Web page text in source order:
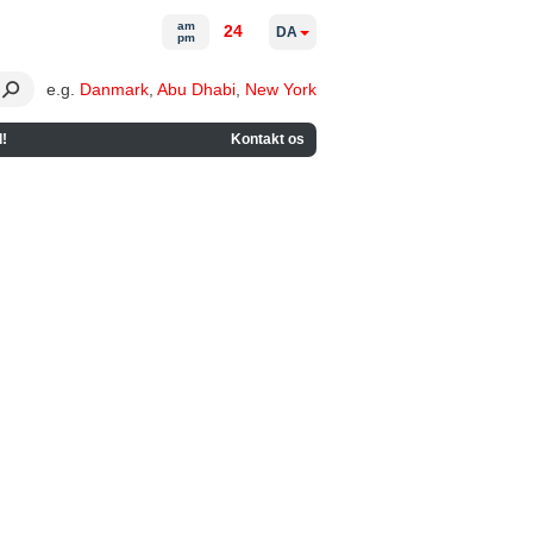
e.g. Danmark Abu Dhabi New York
Kontakt os
am
pm
24 DA